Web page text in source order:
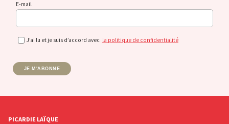
E-mail
J’ai lu et je suis d’accord avec la politique de confidentialité
JE M'ABONNE
PICARDIE LAÏQUE